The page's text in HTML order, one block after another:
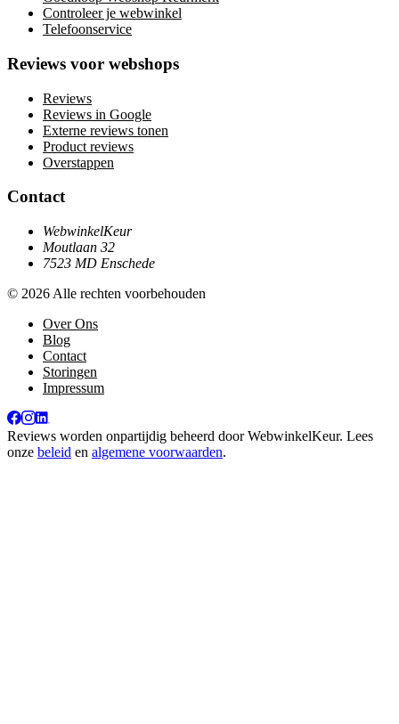
Controleer je webwinkel
Telefoonservice
Reviews voor webshops
Reviews
Reviews in Google
Externe reviews tonen
Product reviews
Overstappen
Contact
WebwinkelKeur
Moutlaan 32
7523 MD Enschede
© 2026 Alle rechten voorbehouden
Over Ons
Blog
Contact
Storingen
Impressum
Reviews worden onpartijdig beheerd doorWebwinkelKeur. Lees
onze beleid en algemene voorwaarden.